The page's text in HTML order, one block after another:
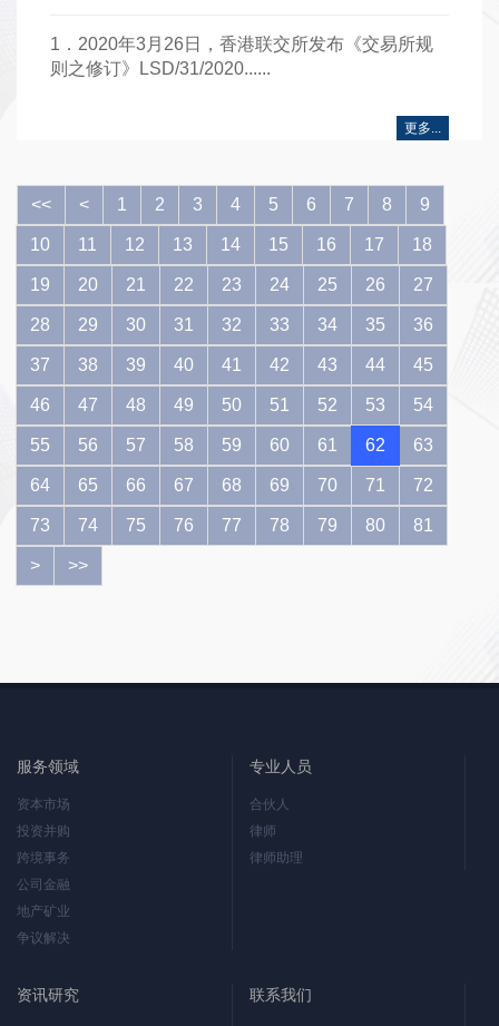
1．2020年3月26日，香港联交所发布《交易所规
则之修订》LSD/31/2020......
更多...
<< < 1 2 3 4 5 6 7 8 9
10 11 12 13 14 15 16 17 18
19 20 21 22 23 24 25 26 27
28 29 30 31 32 33 34 35 36
37 38 39 40 41 42 43 44 45
46 47 48 49 50 51 52 53 54
55 56 57 58 59 60 61 62 63
64 65 66 67 68 69 70 71 72
73 74 75 76 77 78 79 80 81
> >>
服务领域
资本市场
投资并购
跨境事务
公司金融
地产矿业
争议解决
专业人员
合伙人
律师
律师助理
资讯研究 联系我们